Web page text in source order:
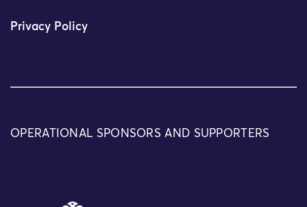
Privacy Policy
OPERATIONAL SPONSORS AND SUPPORTERS